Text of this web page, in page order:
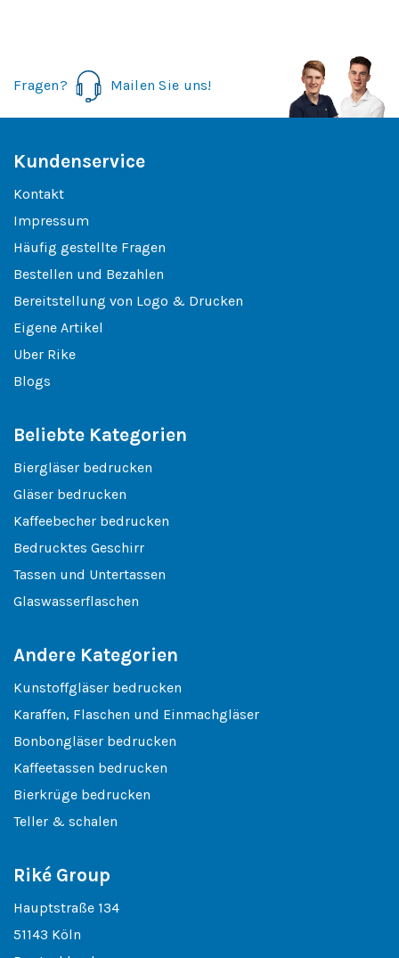
Fragen? Mailen Sie uns!
Kundenservice
Kontakt
Impressum
Häufig gestellte Fragen
Bestellen und Bezahlen
Bereitstellung von Logo & Drucken
Eigene Artikel
Uber Rike
Blogs
Beliebte Kategorien
Biergläser bedrucken
Gläser bedrucken
Kaffeebecher bedrucken
Bedrucktes Geschirr
Tassen und Untertassen
Glaswasserflaschen
Andere Kategorien
Kunstoffgläser bedrucken
Karaffen, Flaschen und Einmachgläser
Bonbongläser bedrucken
Kaffeetassen bedrucken
Bierkrüge bedrucken
Teller & schalen
Riké Group
Hauptstraße 134
51143 Köln